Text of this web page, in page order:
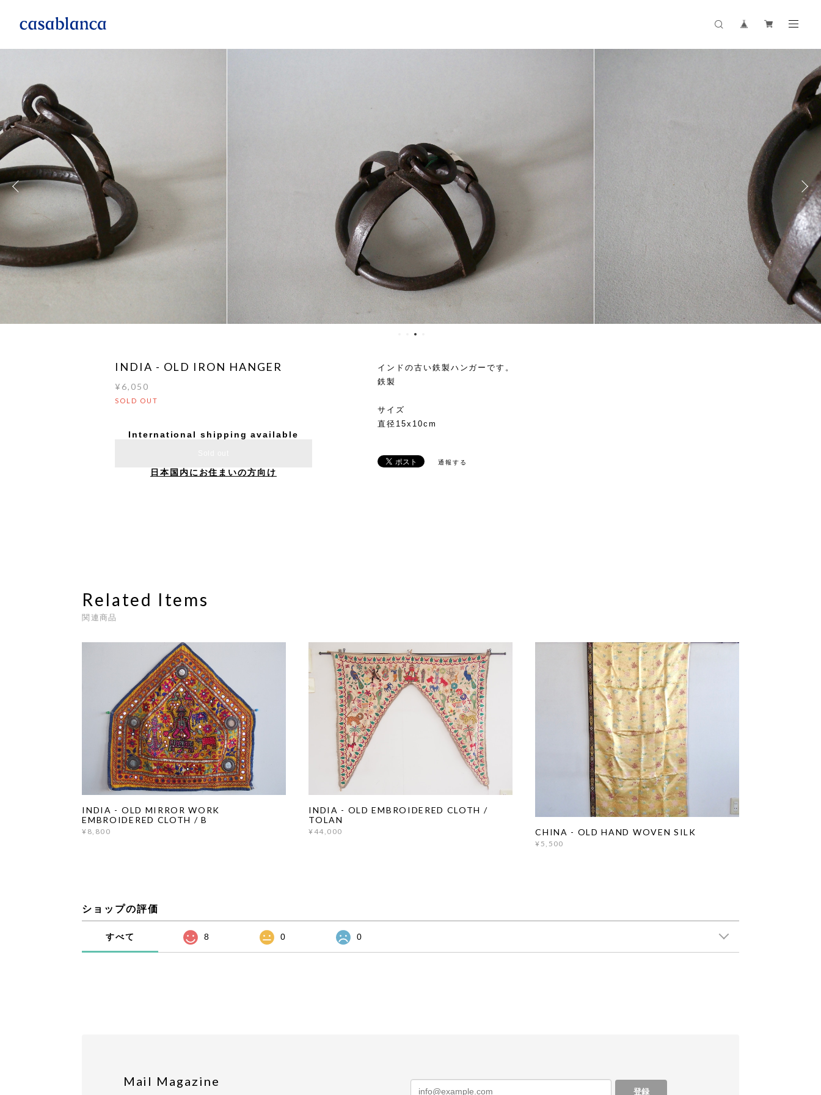
INDIA - OLD IRON HANGER
¥6,050
SOLD OUT
International shipping available
日本国内にお住まいの方向け
インドの古い鉄製ハンガーです。
鉄製
サイズ
直径15x10cm
通報する
Related Items
関連商品
INDIA - OLD MIRROR WORK
EMBROIDERED CLOTH / B
¥8,800
INDIA - OLD EMBROIDERED CLOTH /
TOLAN
¥44,000 CHINA - OLD HAND WOVEN SILK
¥5,500
ショップの評価
すべて 8 0 0
Mail Magazine
登録